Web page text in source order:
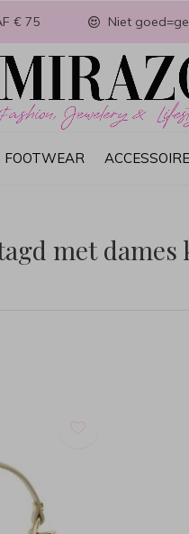
FOOTWEAR
€ 75 Niet
met